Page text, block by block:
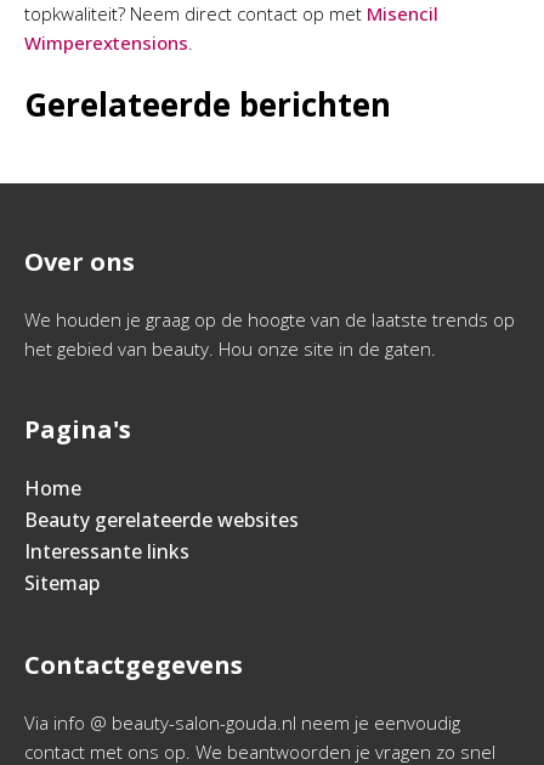
topkwaliteit? Neem direct contact op met Misencil
Wimperextensions.
Gerelateerde berichten
Over ons
We houden je graag op de hoogte van de laatste trends op
het gebied van beauty. Hou onze site in de gaten.
Pagina's
Home
Beauty gerelateerde websites
Interessante links
Sitemap
Contactgegevens
Via info @ beauty-salon-gouda.nl neem je eenvoudig
contact met ons op. We beantwoorden je vragen zo snel